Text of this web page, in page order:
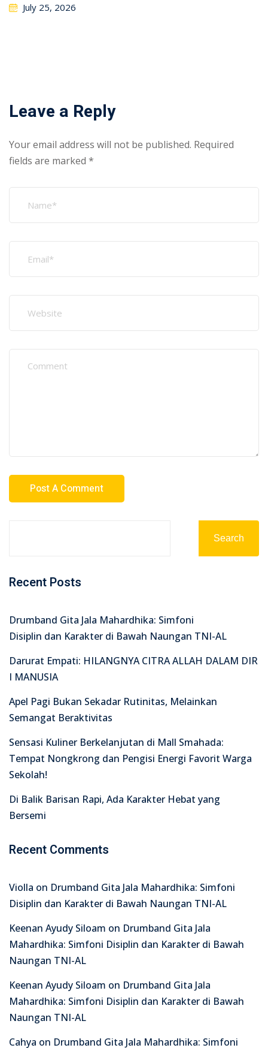
July 25, 2026
Leave a Reply
Your email address will not be published. Required
fields are marked *
Search
Recent Posts
Drumband Gita Jala Mahardhika: Simfoni
Disiplin dan Karakter di Bawah Naungan TNI-AL
Darurat Empati: HILANGNYA CITRA ALLAH DALAM DIR
I MANUSIA
Apel Pagi Bukan Sekadar Rutinitas, Melainkan
Semangat Beraktivitas
Sensasi Kuliner Berkelanjutan di Mall Smahada:
Tempat Nongkrong dan Pengisi Energi Favorit Warga
Sekolah!
Di Balik Barisan Rapi, Ada Karakter Hebat yang
Bersemi
Recent Comments
Violla on Drumband Gita Jala Mahardhika: Simfoni
Disiplin dan Karakter di Bawah Naungan TNI-AL
Keenan Ayudy Siloam on Drumband Gita Jala
Mahardhika: Simfoni Disiplin dan Karakter di Bawah
Naungan TNI-AL
Keenan Ayudy Siloam on Drumband Gita Jala
Mahardhika: Simfoni Disiplin dan Karakter di Bawah
Naungan TNI-AL
Cahya on Drumband Gita Jala Mahardhika: Simfoni